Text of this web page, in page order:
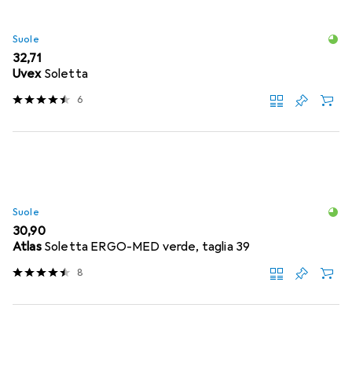
Suole
EUR
32,71
Uvex Soletta
6
Suole
EUR
30,90
Atlas Soletta ERGO-MED verde, taglia 39
8